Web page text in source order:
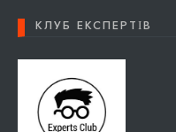
КЛУБ ЕКСПЕРТІВ